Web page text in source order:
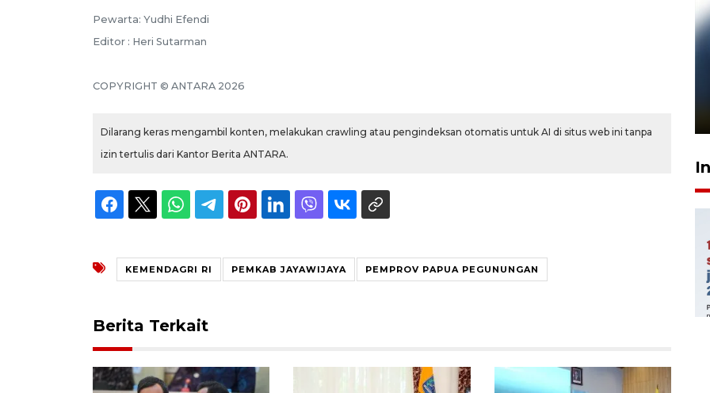
Pewarta: Yudhi Efendi
Editor : Heri Sutarman
COPYRIGHT © ANTARA 2026
Dilarang keras mengambil konten, melakukan crawling atau pengindeksan otomatis untuk AI di situs web ini tanpa
izin tertulis dari Kantor Berita ANTARA.
KEMENDAGRI RI PEMKAB JAYAWIJAYA PEMPROV PAPUA PEGUNUNGAN
Berita Terkait